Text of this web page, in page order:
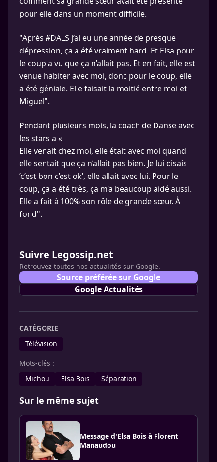
pour elle dans un moment difficile.
"Après #DALS j’ai eu une année de presque
dépression, ça a été vraiment hard. Et Elsa pour
le coup a vu que ça n’allait pas. Et en fait, elle est
venue habiter avec moi, donc pour le coup, elle
a été géniale. Elle faisait la moitié entre moi et
Miguel".
Pendant plusieurs mois, la coach de Danse avec
les stars a «
Elle venait chez moi, elle était avec moi quand
elle sentait que ça n’allait pas bien. Je lui disais
’c’est bon c’est ok’, elle allait avec lui. Pour le
coup, ça a été très, ça m’a beaucoup aidé aussi.
Elle a fait à 100% son rôle de grande sœur. À
fond".
Suivre Legossip.net
Retrouvez toutes nos actualités sur Google.
Source préférée sur Google
Google Actualités
CATÉGORIE
Télévision
Mots-clés :
Michou
Elsa Bois Séparation
Sur le même sujet
Message d'Elsa Bois à Florent
Manaudou